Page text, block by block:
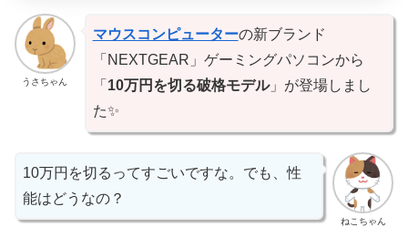
うさちゃん
マウスコンピューターの新ブランド
「NEXTGEAR」ゲーミングパソコンから
「 10万円を切る破格モデル」が登場しまし
た✨
ねこちゃん
10万円を切るってすごいですな。でも、性
能はどうなの？